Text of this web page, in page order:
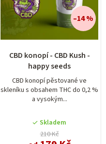
CBD konopí - CBD Kush -
happy seeds
CBD konopí pěstované ve
skleníku s obsahem THC do 0,2 %
a vysokým...
Skladem
210 Kč
–14 %